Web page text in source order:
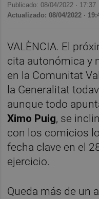
Publicado: 08/04/2022 · 17:37
Actualizado: 08/04/2022 ·
VALÈNCIA. El
cita autonómica y
en la Comunitat
la Generalitat
aunque todo
Ximo Puig, se
con los comicios
fecha clave en el
ejercicio.
Queda más de un